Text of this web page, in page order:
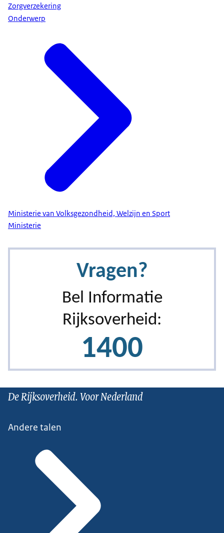
Zorgverzekering
Onderwerp
Ministerie van Volksgezondheid, Welzijn en Sport
Ministerie
De Rijksoverheid. Voor Nederland
Andere talen